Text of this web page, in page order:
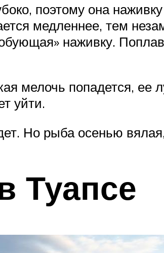
поэтому она наживку
медленнее, тем
наживку.
мелочь попадется, ее
уйти.
Но рыба осенью
Туапсе